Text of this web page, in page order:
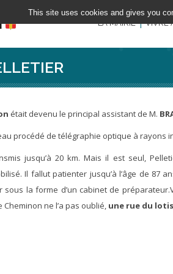
LA MAIRIE VIVRE
était devenu le principal assistant de M.
procédé de télégraphie optique à
jusqu’à 20 km. Mais il est seul,
Il fallut patienter jusqu’à l’âge de
sous la forme d’un cabinet de
Cheminon ne l’a pas oublié, une rue du
This site uses cookies and gives you